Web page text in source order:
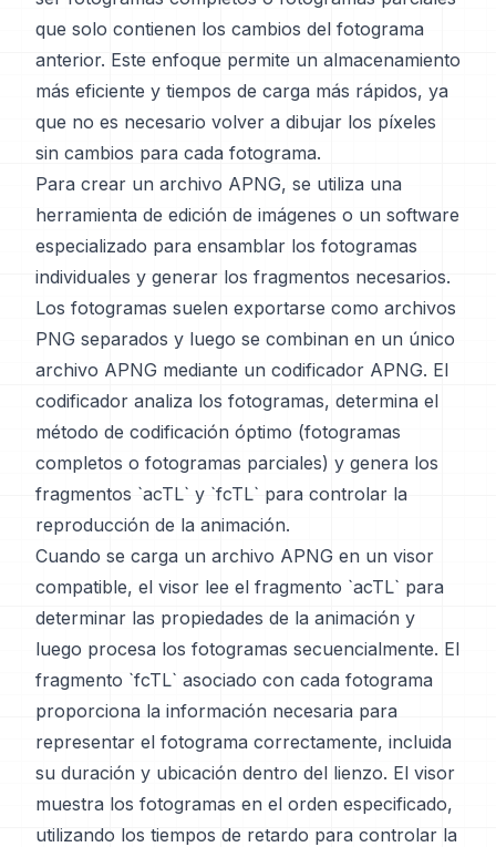
que solo contienen los cambios del fotograma
anterior. Este enfoque permite un almacenamiento
más eficiente y tiempos de carga más rápidos, ya
que no es necesario volver a dibujar los píxeles
sin cambios para cada fotograma.
Para crear un archivo APNG, se utiliza una
herramienta de edición de imágenes o un software
especializado para ensamblar los fotogramas
individuales y generar los fragmentos necesarios.
Los fotogramas suelen exportarse como archivos
PNG separados y luego se combinan en un único
archivo APNG mediante un codificador APNG. El
codificador analiza los fotogramas, determina el
método de codificación óptimo (fotogramas
completos o fotogramas parciales) y genera los
fragmentos `acTL` y `fcTL` para controlar la
reproducción de la animación.
Cuando se carga un archivo APNG en un visor
compatible, el visor lee el fragmento `acTL` para
determinar las propiedades de la animación y
luego procesa los fotogramas secuencialmente. El
fragmento `fcTL` asociado con cada fotograma
proporciona la información necesaria para
representar el fotograma correctamente, incluida
su duración y ubicación dentro del lienzo. El visor
muestra los fotogramas en el orden especificado,
utilizando los tiempos de retardo para controlar la